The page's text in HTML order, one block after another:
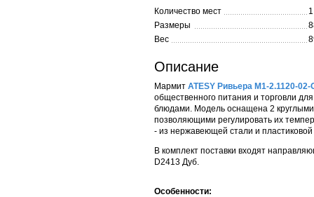
Количество мест
1
Размеры
Вес
Описание
Мармит ATESY Ривьера М1-2.1120-02-
общественного питания и торговли
блюдами. Модель оснащена 2
позволяющими регулировать их
- из нержавеющей стали и
В комплект поставки входят
D2413 Дуб.
Особенности: